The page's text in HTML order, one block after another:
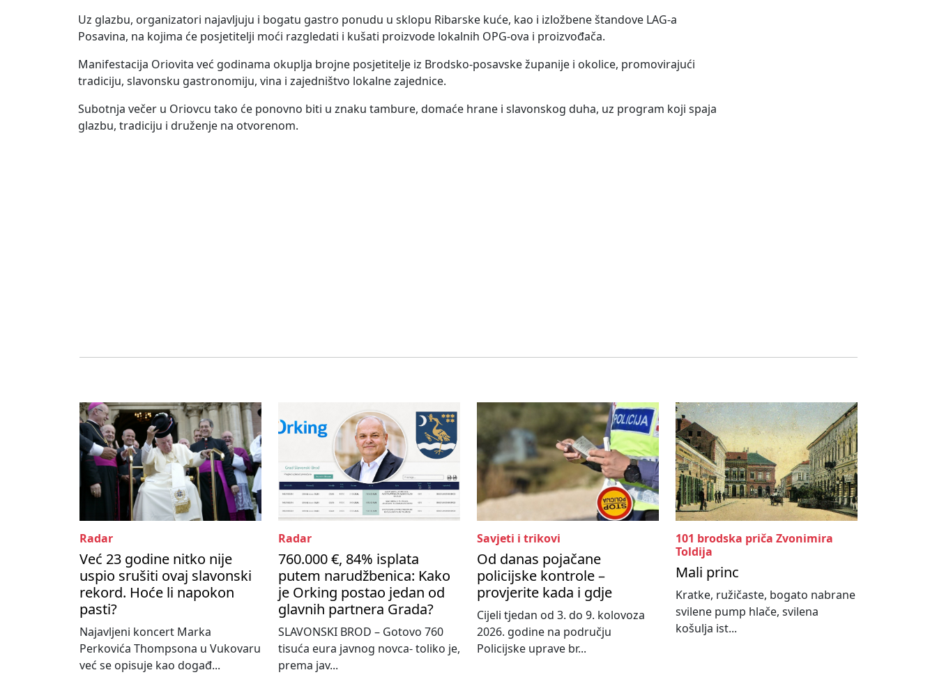
Uz glazbu, organizatori najavljuju i bogatu gastro ponudu u sklopu Ribarske kuće, kao i izložbene štandove LAG-a
Posavina, na kojima će posjetitelji moći razgledati i kušati proizvode lokalnih OPG-ova i proizvođača.
Manifestacija Oriovita već godinama okuplja brojne posjetitelje iz Brodsko-posavske županije i okolice, promovirajući
tradiciju, slavonsku gastronomiju, vina i zajedništvo lokalne zajednice.
Subotnja večer u Oriovcu tako će ponovno biti u znaku tambure, domaće hrane i slavonskog duha, uz program koji spaja
glazbu, tradiciju i druženje na otvorenom.
Radar
Već 23 godine nitko nije
uspio srušiti ovaj slavonski
rekord. Hoće li napokon
pasti?
Najavljeni koncert Marka
Perkovića Thompsona u Vukovaru
već se opisuje kao događ...
Radar
760.000 €, 84% isplata
putem narudžbenica: Kako
je Orking postao jedan od
glavnih partnera Grada?
SLAVONSKI BROD – Gotovo 760
tisuća eura javnog novca- toliko je,
prema jav...
Savjeti i trikovi
Od danas pojačane
policijske kontrole –
provjerite kada i gdje
Cijeli tjedan od 3. do 9. kolovoza
2026. godine na području
Policijske uprave br...
101 brodska priča Zvonimira
Toldija
Mali princ
Kratke, ružičaste, bogato nabrane
svilene pump hlače, svilena
košulja ist...